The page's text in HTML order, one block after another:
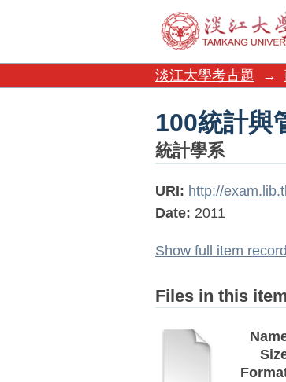
100統計與
淡江大學考古題
→
100統計與
統計學系
URI: http://
Date: 2011
Show full item record
Files in this